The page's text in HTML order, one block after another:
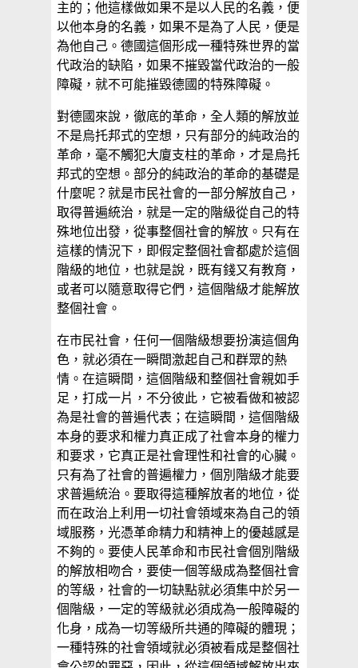
主的；他這樣做如果不是以人民的名義，便
以他本身的名義，如果不是為了人民，便是
為他自己。德國這個形成一種特殊世界的當
代政治的缺陷，如果不摧毀當代政治的一般
障礙，就不可能摧毀德國的特殊障礙。
對德國來說，徹底的革命，全人類的解放並
不是烏托邦式的空想，只有部分的純政治的
革命，毫不觸犯大廈支柱的革命，才是烏托
邦式的空想。部分的純政治的革命的基礎是
什麼呢？就是市民社會的一部分解放自己，
取得普遍統治，就是一定的階級從自己的特
殊地位出發，從事整個社會的解放。只有在
這樣的情況下，即假定整個社會都處於這個
階級的地位，也就是說，既有錢又有教育，
或者可以隨意取得它們，這個階級才能解放
整個社會。
在市民社會，任何一個階級想要扮演這個角
色，就必須在一瞬間激起自己和群眾的熱
情。在這瞬間，這個階級和整個社會親如手
足，打成一片，不分彼此，它被看做和被認
為是社會的普遍代表；在這瞬間，這個階級
本身的要求和權力真正成了社會本身的權力
和要求，它真正是社會理性和社會的心臟。
只有為了社會的普遍權力，個別階級才能要
求普遍統治。要取得這種解放者的地位，從
而在政治上利用一切社會領域來為自己的領
域服務，光憑革命精力和精神上的優越感是
不夠的。要使人民革命和市民社會個別階級
的解放相吻合，要使一個等級成為整個社會
的等級，社會的一切缺點就必須集中於另一
個階級，一定的等級就必須成為一般障礙的
化身，成為一切等級所共通的障礙的體現；
一種特殊的社會領域就必須被看成是整個社